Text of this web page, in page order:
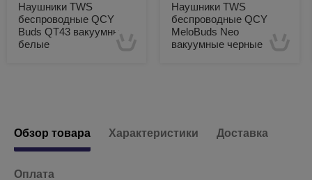
Наушники TWS
беспроводные QCY
Buds QT43 вакуумные
белые
Наушники TWS
беспроводные QCY
MeloBuds Neo
вакуумные черные
Обзор товара Характеристики Доставка
Оплата